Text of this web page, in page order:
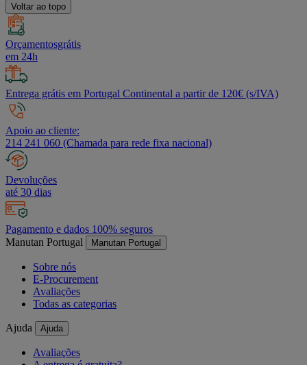
Voltar ao topo
Orçamentosgrátis
em 24h
Entrega grátis em Portugal Continental a partir de 120€ (s/IVA)
Apoio ao cliente:
214 241 060 (Chamada para rede fixa nacional)
Devoluções
até 30 dias
Pagamento e dados 100% seguros
Manutan Portugal
Manutan Portugal
Sobre nós
E-Procurement
Avaliações
Todas as categorias
Ajuda Ajuda
Avaliações